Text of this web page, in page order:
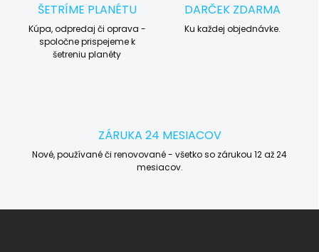
ŠETRÍME PLANÉTU
Kúpa, odpredaj či oprava -
spoločne prispejeme k
šetreniu planéty
DARČEK ZDARMA
Ku každej objednávke.
ZÁRUKA 24 MESIACOV
Nové, používané či renovované - všetko so zárukou 12 až 24
mesiacov.
Z